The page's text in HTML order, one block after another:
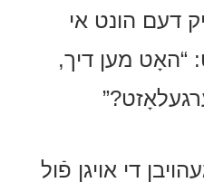
דעם הונט אי
“האָט מען דיך,
די אויגן פֿול